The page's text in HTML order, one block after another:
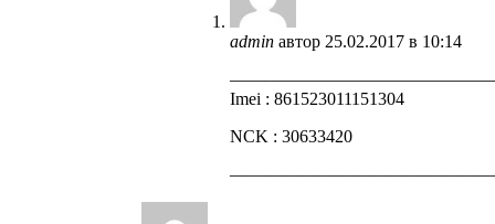
admin автор 25.02.2017 в 10:14
Imei : 861523011151304
NCK : 30633420